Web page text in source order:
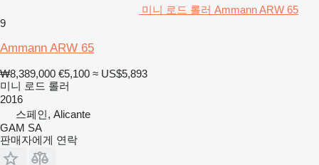
미니 로드 롤러 Ammann ARW 65
9
Ammann ARW 65
₩8,389,000 €5,100 ≈ US$5,893
미니 로드 롤러
2016
스페인, Alicante
GAM SA
판매자에게 연락